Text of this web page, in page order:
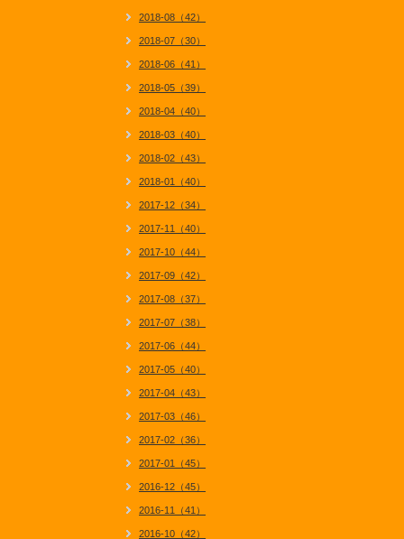
2018-08（42）
2018-07（30）
2018-06（41）
2018-05（39）
2018-04（40）
2018-03（40）
2018-02（43）
2018-01（40）
2017-12（34）
2017-11（40）
2017-10（44）
2017-09（42）
2017-08（37）
2017-07（38）
2017-06（44）
2017-05（40）
2017-04（43）
2017-03（46）
2017-02（36）
2017-01（45）
2016-12（45）
2016-11（41）
2016-10（42）